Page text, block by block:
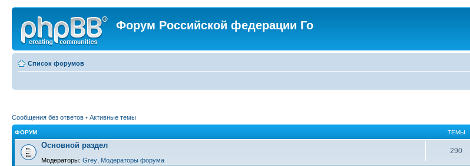
Форум Российской федерации Го
Список форумов
Сообщения без ответов • Активные темы
ФОРУМ ТЕМЫ
Основной раздел
Модераторы: Grey Модераторы форума
290